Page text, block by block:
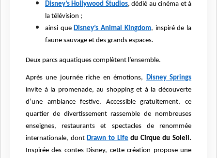
Disney’s Hollywood Studios, dédié au cinéma et à
la télévision ;
ainsi queDisney’s Animal Kingdom, inspiré de la
faune sauvage et des grands espaces.
Deux parcs aquatiques complètent l’ensemble.
Après une journée riche en émotions, Disney Springs
invite à la promenade, au shopping et à la découverte
d’une ambiance festive. Accessible gratuitement, ce
quartier de divertissement rassemble de nombreuses
enseignes, restaurants et spectacles de renommée
internationale, dontDrawn to Life du Cirque du Soleil.
Inspirée des contes Disney, cette création propose une